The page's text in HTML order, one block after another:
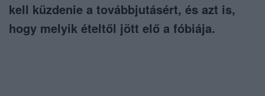
kell küzdenie a továbbjutásért, és azt is,
hogy melyik ételtől jött elő a fóbiája.